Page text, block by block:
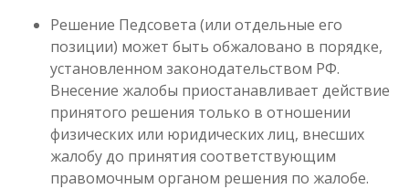
Решение Педсовета (или отдельные его
позиции) может быть обжаловано в порядке,
установленном законодательством РФ.
Внесение жалобы приостанавливает действие
принятого решения только в отношении
физических или юридических лиц, внесших
жалобу до принятия соответствующим
правомочным органом решения по жалобе.